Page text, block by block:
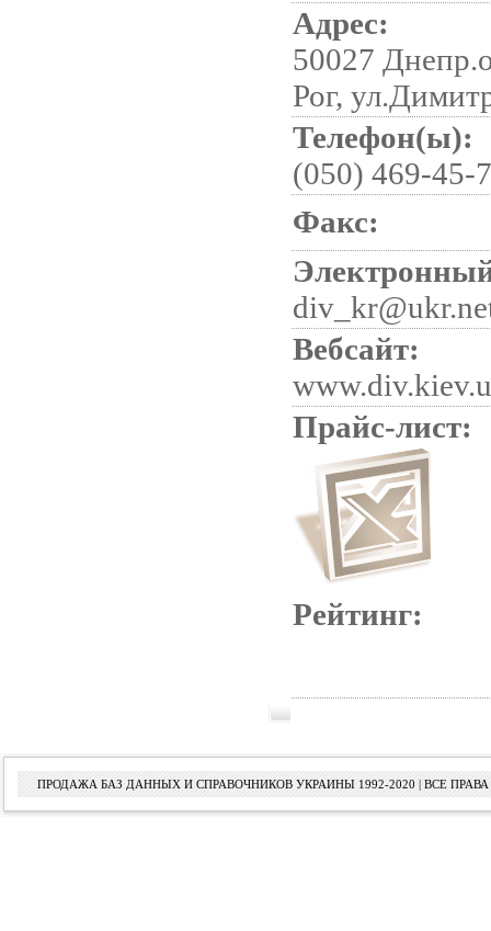
Адрес:
50027
Рог,
Телефон(ы):
(050) 469-45-
Факс:
Вебсайт:
Прайс-лист:
Рейтинг:
ПРОДАЖА БАЗ ДАННЫХ И СПРАВОЧНИКОВ УКРАИНЫ 1992-2020 | ВСЕ